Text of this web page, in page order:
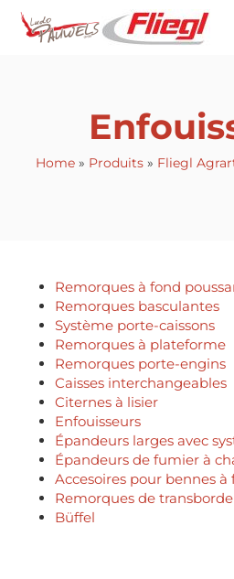
Home» Produits» Fliegl
Remorques à fond
Remorques basculantes
Système porte-caissons
Remorques à plateforme
Remorques porte-engins
Caisses interchangeables
Citernes à lisier
Enfouisseurs
Épandeurs larges avec
Épandeurs de fumier à
Accesoires pour bennes
Remorques de
Büffel